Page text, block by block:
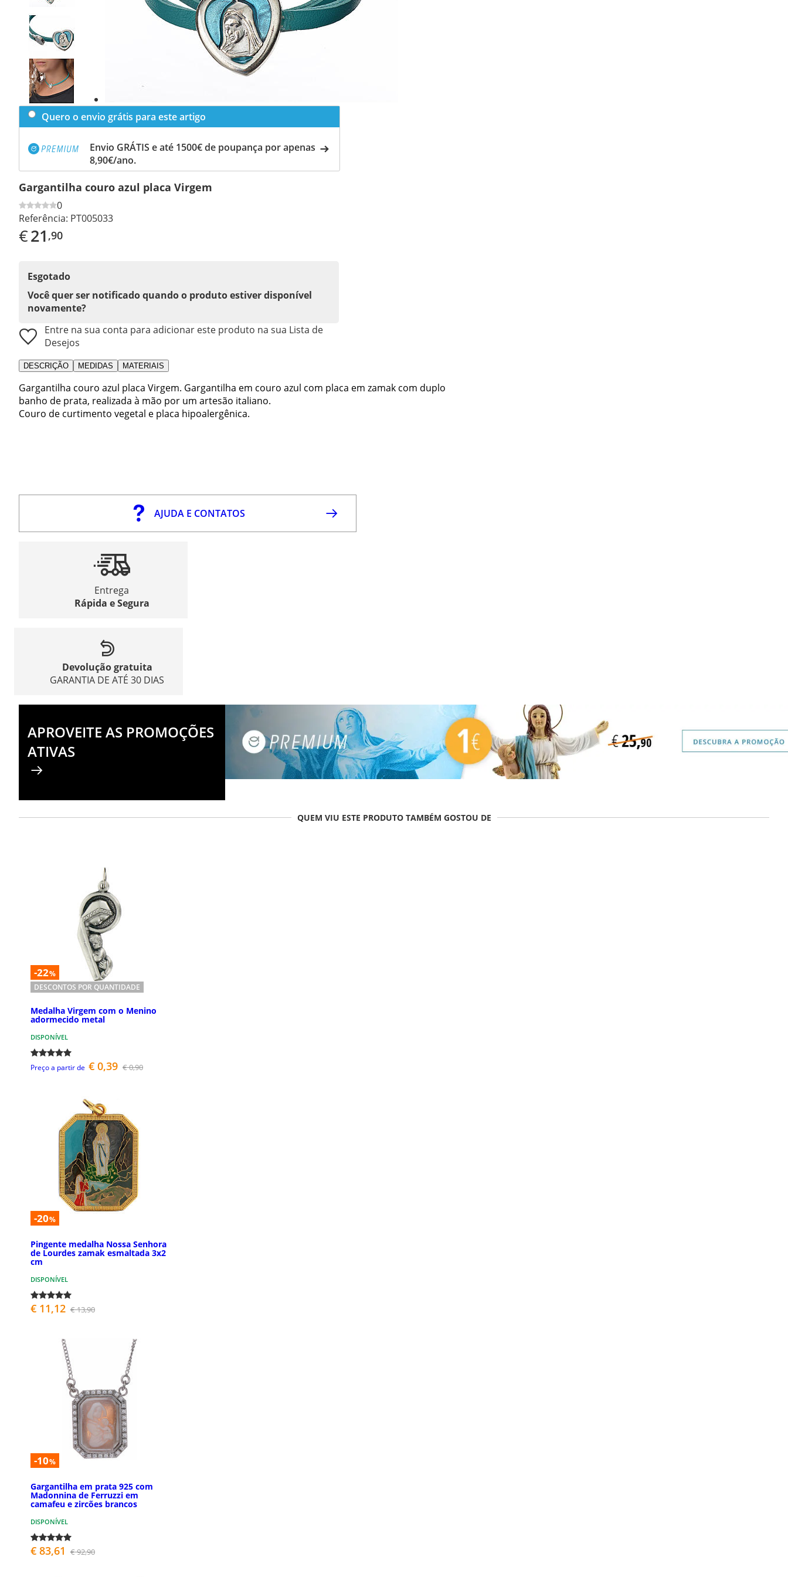
Previous
slide
Next
slide
Quero o envio grátis para este artigo
Envio GRÁTIS e até 1500€ de poupança por apenas
8,90€/ano.
Gargantilha couro azul placa Virgem
0
Referência: PT005033
€21 ,90
Esgotado
Você quer ser notificado quando o produto estiver disponível
novamente?
Entre na sua conta para adicionar este produto na sua Lista de
Desejos
DESCRIÇÃO MEDIDAS MATERIAIS
Gargantilha couro azul placa Virgem. Gargantilha em couro azul com placa em zamak com duplo
banho de prata, realizada à mão por um artesão italiano.
Couro de curtimento vegetal e placa hipoalergênica.
AJUDA E CONTATOS
Entrega
Rápida e Segura
Devolução gratuita
GARANTIA DE ATÉ 30 DIAS
APROVEITE AS PROMOÇÕES
ATIVAS
QUEM VIU ESTE PRODUTO TAMBÉM GOSTOU DE
-22%
DESCONTOS POR QUANTIDADE
Medalha Virgem com o Menino
adormecido metal
DISPONÍVEL
Preço a partir de € 0,39 € 0,90
-20%
Pingente medalha Nossa Senhora
de Lourdes zamak esmaltada 3x2
cm
DISPONÍVEL
€ 11,12 € 13,90
-10%
Gargantilha em prata 925 com
Madonnina de Ferruzzi em
camafeu e zircões brancos
DISPONÍVEL
€ 83,61 € 92,90